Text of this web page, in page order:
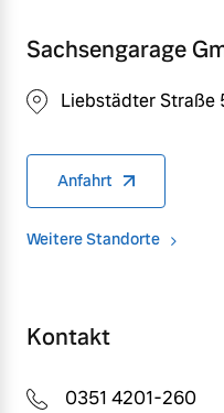
Sachsengarage
Liebstädter Straße
Anfahrt
Weitere Standorte
Kontakt
0351 4201-260